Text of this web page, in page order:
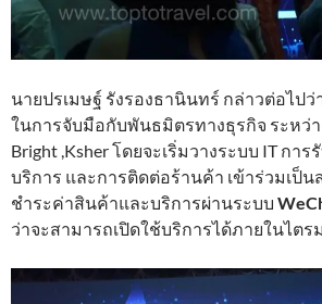
นายปรเมษฐ์ รังรองธานินทร์ กล่าวต่อไป
ในการจับมือกับพันธมิตรทางธุรกิจ ระหว่า
Bright ,Ksher โดยจะเริ่มวางระบบ IT กา
บริการ และการติดต่อร้านค้า เข้าร่วมเป็
ชำระค่าสินค้าและบริการผ่านระบบ
ว่าจะสามารถเปิดใช้บริการได้ภายในไตร